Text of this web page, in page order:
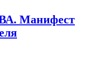
Манифест